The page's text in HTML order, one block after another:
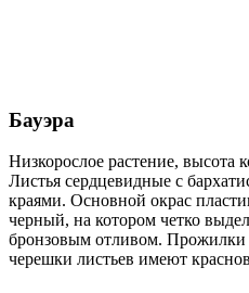
Бауэра
Низкорослое растение, высота
Листья сердцевидные с
краями. Основной окрас
черный, на котором четко
бронзовым отливом. Прожилки
черешки листьев имеют